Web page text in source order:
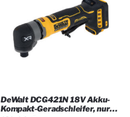
DeWalt DCG421N 18V Akku-
Kompakt-Geradschleifer, nur